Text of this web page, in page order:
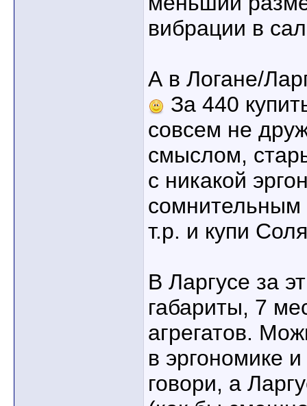
вибрации в
А в Логане/
За 440
совсем не
смыслом,
с никакой
т.р. и купи
В Ларгусе за
габариты, 7
агрегатов.
в эргономике
говори, а